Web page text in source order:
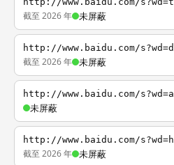
截至 2026 年 未屏蔽
http://www.baidu.com/
截至 2026 年 未屏蔽
http://www.baidu.com/
未屏蔽
http://www.baidu.com/
截至 2026 年 未屏蔽